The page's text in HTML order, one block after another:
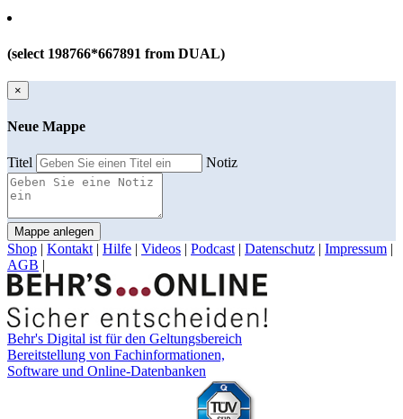
(select 198766*667891 from DUAL)
×
Neue Mappe
Titel Notiz
Mappe anlegen
Shop | Kontakt | Hilfe | Videos | Podcast | Datenschutz | Impressum |
AGB |
Behr's Digital ist für den Geltungsbereich
Bereitstellung von Fachinformationen,
Software und Online-Datenbanken